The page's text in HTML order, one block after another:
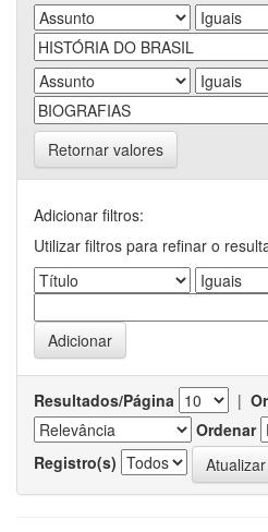
Retornar valores
Adicionar filtros:
Utilizar filtros para refinar o
Resultados/Página |
Ordenar
Registro(s)